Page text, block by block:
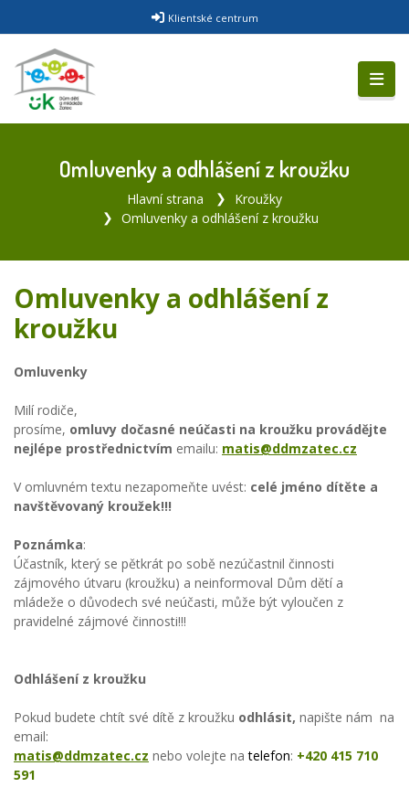
Klientské centrum
Omluvenky a odhlášení z kroužku
Hlavní strana
Kroužky
Omluvenky a odhlášení z kroužku
Omluvenky a odhlášení z
kroužku
Omluvenky
Milí rodiče,
prosíme, omluvy dočasné neúčasti na kroužku provádějte
nejlépe prostřednictvím emailu: matis@ddmzatec.cz
V omluvném textu nezapomeňte uvést: celé jméno dítěte a
navštěvovaný kroužek!!!
Poznámka:
Účastník, který se pětkrát po sobě nezúčastnil činnosti
zájmového útvaru (kroužku) a neinformoval Dům dětí a
mládeže o důvodech své neúčasti, může být vyloučen z
pravidelné zájmové činnosti!!!
Odhlášení z kroužku
Pokud budete chtít své dítě z kroužku odhlásit, napište nám na
email:
matis@ddmzatec.cz nebo volejte natelefon: +420 415 710
591